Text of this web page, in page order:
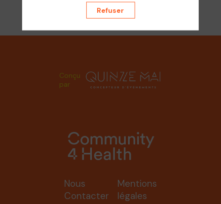
Conçu
par
Nous
Contacter
Mentions
légales
Refuser